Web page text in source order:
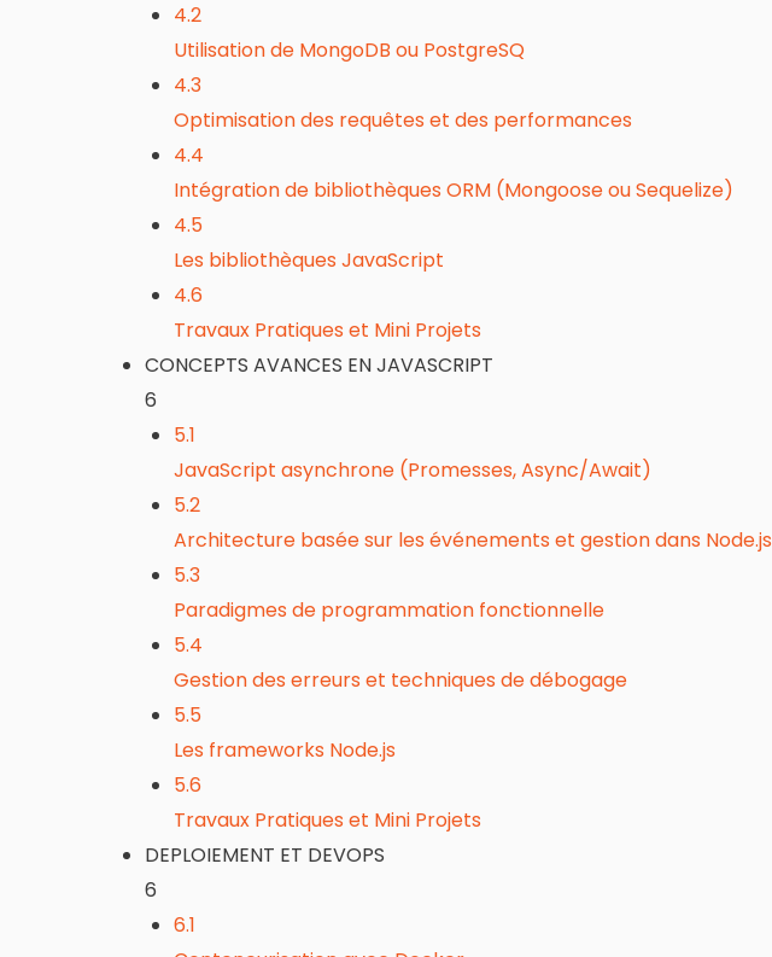
4.2
Utilisation de MongoDB ou PostgreSQ
4.3
Optimisation des requêtes et des performances
4.4
Intégration de bibliothèques ORM (Mongoose ou Sequelize)
4.5
Les bibliothèques JavaScript
4.6
Travaux Pratiques et Mini Projets
CONCEPTS AVANCES EN JAVASCRIPT
6
5.1
JavaScript asynchrone (Promesses, Async/Await)
5.2
Architecture basée sur les événements et gestion dans Node.js
5.3
Paradigmes de programmation fonctionnelle
5.4
Gestion des erreurs et techniques de débogage
5.5
Les frameworks Node.js
5.6
Travaux Pratiques et Mini Projets
DEPLOIEMENT ET DEVOPS
6
6.1